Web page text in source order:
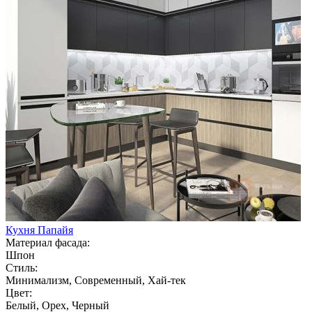
Кухня Папайя
Материал фасада:
Шпон
Стиль:
Минимализм, Современный, Хай-тек
Цвет:
Белый, Орех, Черный